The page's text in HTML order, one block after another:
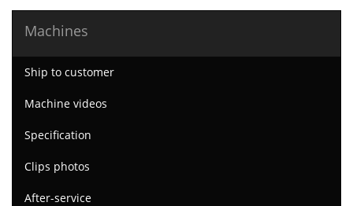
Machines
Ship to customer
Machine videos
Specification
Clips photos
After-service